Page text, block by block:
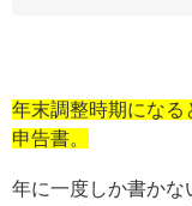
年末調整時期になる
申告書。
年に一度しか書かな